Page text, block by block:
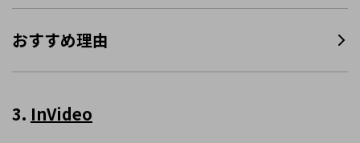
おすすめ理由
3. InVideo